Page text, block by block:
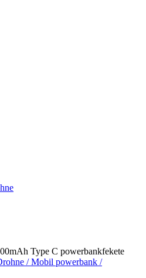
Type C powerbankfekete
/Mobil powerbank /